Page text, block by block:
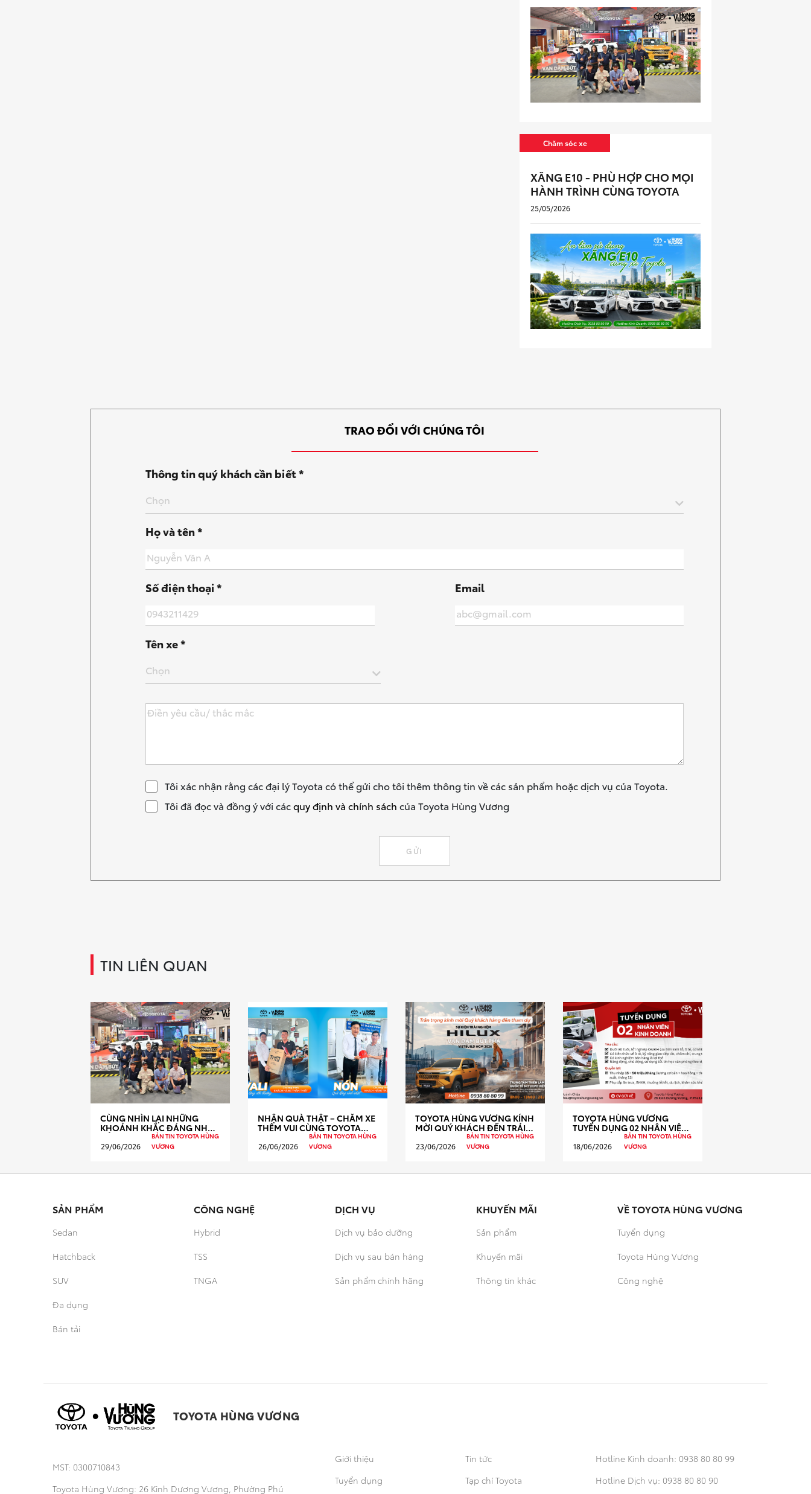
Chăm sóc xe
XĂNG E10 - PHÙ HỢP CHO MỌI
HÀNH TRÌNH CÙNG TOYOTA
25/05/2026
TRAO ĐỔI VỚI CHÚNG TÔI
Thông tin quý khách cần biết *
Chọn
Họ và tên *
Số điện thoại * Email
Tên xe *
Chọn
Wigo MT5
Tôi xác nhận rằng các đại lý Toyota có thể gửi cho tôi thêm thông tin về các sản phẩm hoặc dịch vụ của Toyota.
Tôi đã đọc và đồng ý với cácquy định và chính sách của Toyota Hùng Vương
TIN LIÊN QUAN
CÙNG NHÌN LẠI NHỮNG
KHOẢNH KHẮC ĐÁNG NHỚ
CỦA TOYOTA HÙNG VƯƠNG
TẠI VIETBUILD 2026
29/06/2026
BẢN TIN TOYOTA HÙNG
VƯƠNG
NHẬN QUÀ THẬT – CHĂM XE
THÊM VUI CÙNG TOYOTA
HÙNG VƯƠNG!
26/06/2026
BẢN TIN TOYOTA HÙNG
VƯƠNG
TOYOTA HÙNG VƯƠNG KÍNH
MỜI QUÝ KHÁCH ĐẾN TRẢI
NGHIỆM HILUX TẠI VIETBUILD
2026
23/06/2026
BẢN TIN TOYOTA HÙNG
VƯƠNG
TOYOTA HÙNG VƯƠNG
TUYỂN DỤNG 02 NHÂN VIÊN
KINH DOANH
18/06/2026
BẢN TIN TOYOTA HÙNG
VƯƠNG
SẢN PHẨM
Sedan
Hatchback
SUV
Đa dụng
Bán tải
CÔNG NGHỆ
Hybrid
TSS
TNGA
DỊCH VỤ
Dịch vụ bảo dưỡng
Dịch vụ sau bán hàng
Sản phẩm chính hãng
KHUYẾN MÃI
Sản phẩm
Khuyến mãi
Thông tin khác
VỀ TOYOTA HÙNG VƯƠNG
Tuyển dụng
Toyota Hùng Vương
Công nghệ
TOYOTA HÙNG VƯƠNG
MST: 0300710843
Toyota Hùng Vương: 26 Kinh Dương Vương, Phường Phú
Giới thiệu
Tuyển dụng
Tin tức
Tạp chí Toyota
Hotline Kinh doanh: 0938 80 80 99
Hotline Dịch vụ: 0938 80 80 90